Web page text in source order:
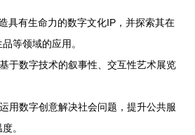
造具有生命力的数字文化IP，并探索其在
等领域的应用。
基于数字技术的叙事性、交互性艺术展览
运用数字创意解决社会问题，提升公共服
。